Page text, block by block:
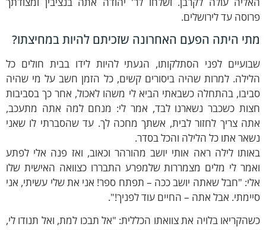
עד לירושלים.
היתה הפעם האחרונה שזכיתם להיות במחיצתו?
לפני הסתלקותו, הגעתי להיות לידו בבית חולים כל
למרות שהיה ביסורים קשים, כל הזמן חשב על מי שהיה
בהתחלה כשבאתי הביא לי משהו לאכול, אחר כך בסביבות
כשכבר נשארנו לבד, אמר לי: מנחם למה אתה מתעכב,
צריך לחזור לבית, אשתך מחכה לך. עד שהסברתי לו שאני
אתו כל הלילה והכל בסדר.
לילה ראה אותי יושב מהורהר וכאוב, ואז פנה אלי לפתע
לי מלים מצמררות שלמפרע התבררו כצוואה האישית שלו
"חבל שאתה יושב ככה – תפתח ספר! אני את שלי עשיתי, אני
אבל אתה – החיים עוד לפניך!".
בלויה את צוואתו הכללית: "אל תבכו למת, ואל תנודו לי,